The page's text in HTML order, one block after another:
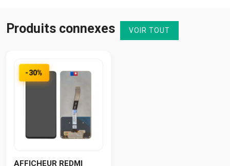
Produits connexes VOIR TOUT
-30%
AFFICHEUR REDMI